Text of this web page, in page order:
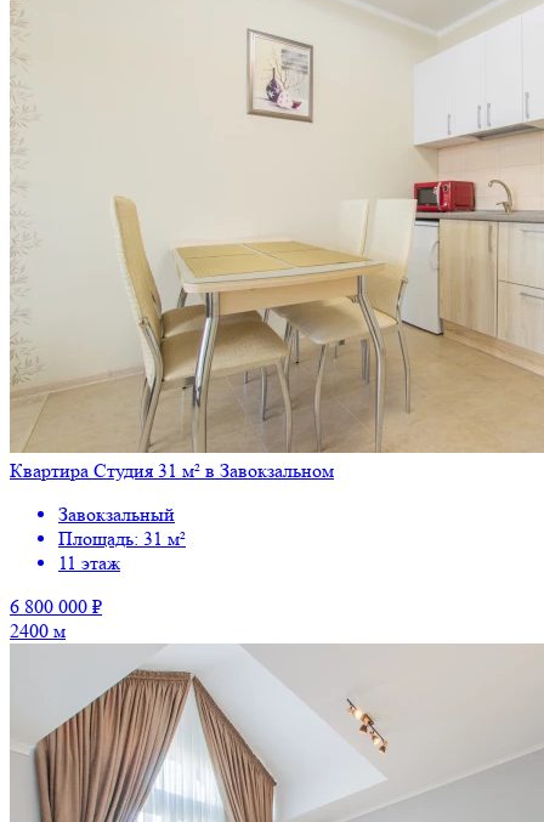
Квартира Студия 31 м² в Завокзальном
Завокзальный
Площадь: 31 м²
11 этаж
6 800 000 ₽
2400 м